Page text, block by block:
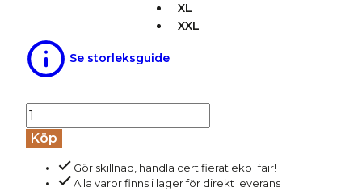
XL
XXL
Se storleksguide
Slipover
100%
ull
NIAM
Köp
Gör skillnad, handla certifierat eko+fair!
Alla varor finns i lager för direkt leverans